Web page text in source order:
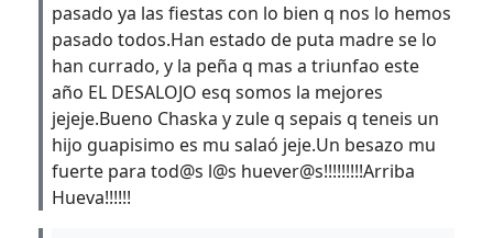
pasado ya las fiestas con lo bien q nos lo hemos
pasado todos.Han estado de puta madre se lo
han currado, y la peña q mas a triunfao este
año EL DESALOJO esq somos la mejores
jejeje.Bueno Chaska y zule q sepais q teneis un
hijo guapisimo es mu salaó jeje.Un besazo mu
fuerte para tod@s l@s huever@s!!!!!!!!!Arriba
Hueva!!!!!!